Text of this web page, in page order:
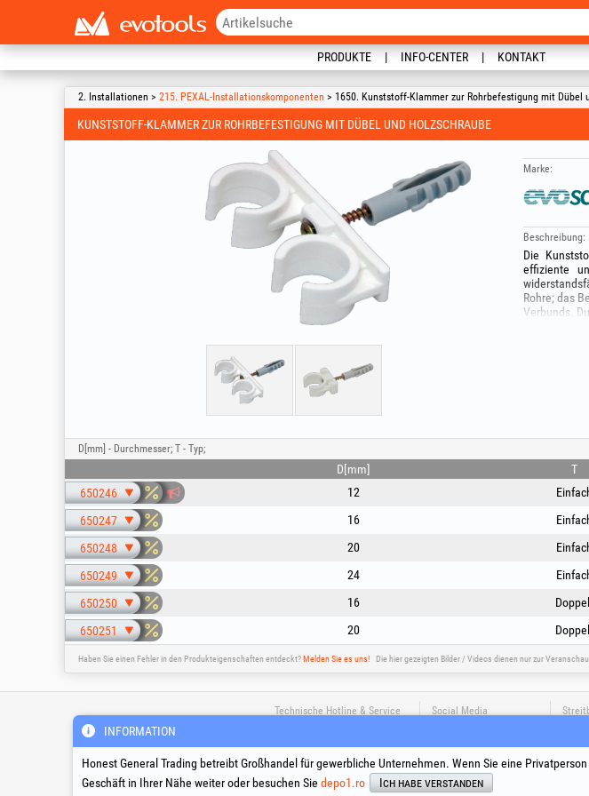
PRODUKTE INFO-CENTER KONTAKT
2. Installationen > 215. PEXAL-Installationskomponenten > 1650. Kunststoff-Klammer zur Rohrbefestigung mit Dübel
KUNSTSTOFF-KLAMMER ZUR ROHRBEFESTIGUNG MIT DÜBEL UND HOLZSCHRAUBE
Marke:
Beschreibung:
Die
effiziente
Rohre; das
Verbunds.
Zeit und
D[mm] - Durchmesser; T - Typ;
D[mm]
T
650246
12
650247 16
650248 20
650249 24
650250 16
650251 20
Haben Sie einen Fehler in den Produkteigenschaften entdeckt?Melden Sie es uns! Die hier gezeigten Bilder / Videos dienen nur zur
Technische Hotline & Service
suport@honest.ro
Montag – Freitag
08:00 - 17:30
Social Media
INFORMATION
Honest General Trading betreibt Großhandel für gewerbliche Unternehmen. Wenn Sie eine
Geschäft in Ihrer Nähe weiter oder besuchen Sie depo1.ro Ich habe verstanden